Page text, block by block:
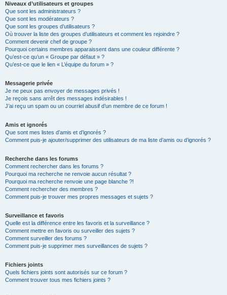
Niveaux d’utilisateurs et groupes
Que sont les administrateurs ?
Que sont les modérateurs ?
Que sont les groupes d’utilisateurs ?
Où trouver la liste des groupes d’utilisateurs et comment les rejoindre ?
Comment devenir chef de groupe ?
Pourquoi certains membres apparaissent dans une couleur différente ?
Qu’est-ce qu’un « Groupe par défaut » ?
Qu’est-ce que le lien « L’équipe du forum » ?
Messagerie privée
Je ne peux pas envoyer de messages privés !
Je reçois sans arrêt des messages indésirables !
J’ai reçu un spam ou un courriel abusif d’un membre de ce forum !
Amis et ignorés
Que sont mes listes d’amis et d’ignorés ?
Comment puis-je ajouter/supprimer des utilisateurs de ma liste d’amis ou d’ignorés ?
Recherche dans les forums
Comment rechercher dans les forums ?
Pourquoi ma recherche ne renvoie aucun résultat ?
Pourquoi ma recherche renvoie une page blanche ?!
Comment rechercher des membres ?
Comment puis-je trouver mes propres messages et sujets ?
Surveillance et favoris
Quelle est la différence entre les favoris et la surveillance ?
Comment mettre en favoris ou surveiller des sujets ?
Comment surveiller des forums ?
Comment puis-je supprimer mes surveillances de sujets ?
Fichiers joints
Quels fichiers joints sont autorisés sur ce forum ?
Comment trouver tous mes fichiers joints ?